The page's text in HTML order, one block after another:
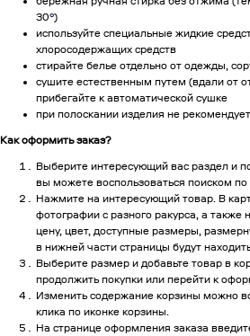
30°)
используйте специальные жидкие
хлоросодержащих средств
стирайте белье отдельно от одежды,
сушите естественным путем (вдали от
прибегайте к автоматической сушке
при полоскании изделия не
Как оформить заказ?
Выберите интересующий вас раздел и
вы можете воспользоваться поиском по
Нажмите на интересующий товар. В
фотографии с разного ракурса, а также
цену, цвет, доступные размеры,
в нижней части страницы будут
Выберите размер и добавьте товар в
продолжить покупки или перейти к
Изменить содержание корзины можно
клика по иконке корзины.
На странице оформления заказа